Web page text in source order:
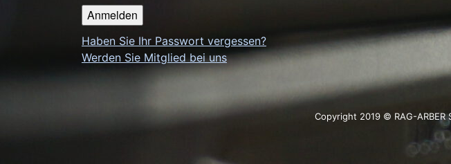
Haben Sie Ihr Passwort vergessen?
Werden Sie Mitglied bei uns
Copyright 2019 © RAG-